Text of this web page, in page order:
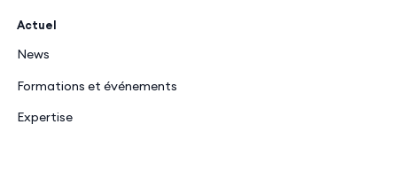
Actuel
News
Formations et événements
Expertise